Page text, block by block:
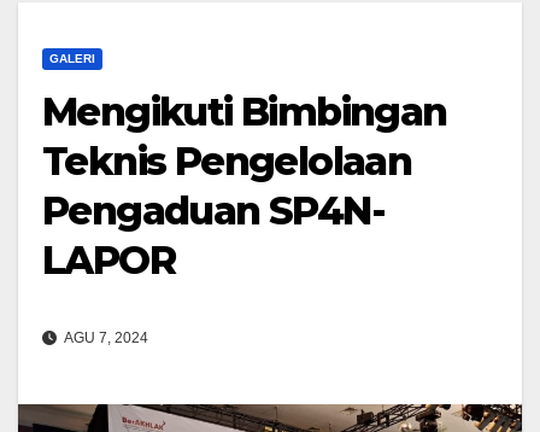
GALERI
Mengikuti Bimbingan
Teknis Pengelolaan
Pengaduan SP4N-
LAPOR
AGU 7, 2024